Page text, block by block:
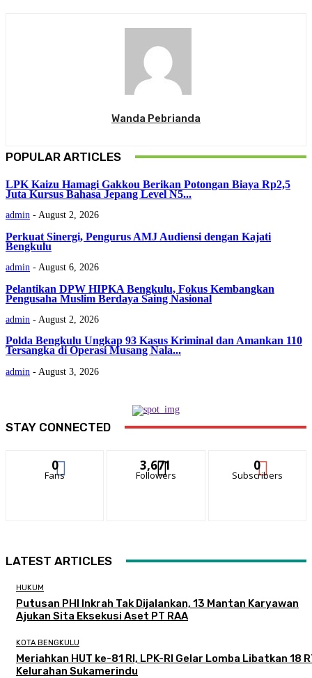
Wanda Pebrianda
POPULAR ARTICLES
LPK Kaizu Hamagi Gakkou Berikan Potongan Biaya Rp2,5
Juta Kursus Bahasa Jepang Level N5...
admin - August 2, 2026
Perkuat Sinergi, Pengurus AMJ Audiensi dengan Kajati
Bengkulu
admin - August 6, 2026
Pelantikan DPW HIPKA Bengkulu, Fokus Kembangkan
Pengusaha Muslim Berdaya Saing Nasional
admin - August 2, 2026
Polda Bengkulu Ungkap 93 Kasus Kriminal dan Amankan 110
Tersangka di Operasi Musang Nala...
admin - August 3, 2026
STAY CONNECTED
0
Fans
3,671
Followers
0
Subscribers
LATEST ARTICLES
HUKUM
Putusan PHI Inkrah Tak Dijalankan, 13 Mantan Karyawan
Ajukan Sita Eksekusi Aset PT RAA
KOTA BENGKULU
Meriahkan HUT ke-81 RI, LPK-RI Gelar Lomba Libatkan 18
Kelurahan Sukamerindu